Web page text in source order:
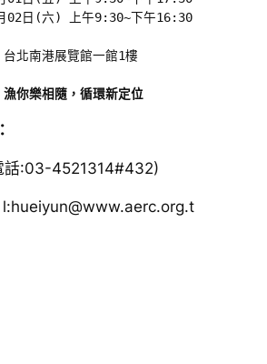
02日(六) 上午9:30~下午16:30
北南港展覽館一館1樓
你樂相隨，循環新定位
話:03-4521314#432)